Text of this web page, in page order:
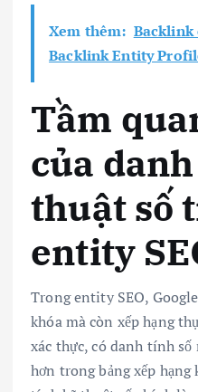
Xem thêm: Backlink
Backlink Entity
Tầm
của
thuật số
entity
Trong entity SEO,
khóa mà còn xếp hạng
xác thực, có danh tính số
hơn trong bảng xếp